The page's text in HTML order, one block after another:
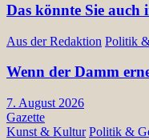
Das könnte Sie auch
Aus der Redaktion Politik
Wenn der Damm
7. August 2026
Gazette
Kunst & Kultur Politik &